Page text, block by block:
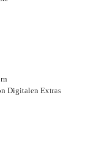
Digitalen Extras